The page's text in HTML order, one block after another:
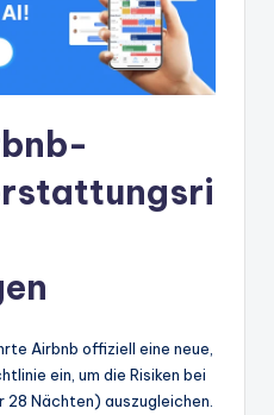
Airbnb offiziell eine neue,
ein, um die Risiken bei
Nächten) auszugleichen.